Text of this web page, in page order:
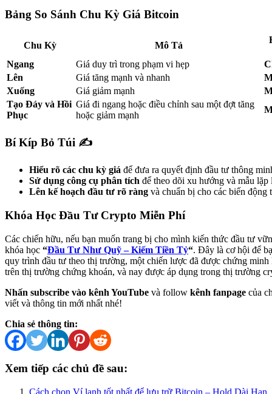
Bảng So Sánh Chu Kỳ Giá Bitcoin
Chu Kỳ Mô Tả
Ngang Giá duy trì trong phạm vi hẹp
Lên
Giá tăng mạnh và nhanh
Xuống
Giá giảm mạnh
Tạo Đáy và Hồi
Phục
Giá đi ngang hoặc điều chỉnh sau một đợt tăng
hoặc giảm mạnh
Bí Kíp Bỏ Túi ✍️
Hiểu rõ các chu kỳ giá để đưa ra quyết định đầu tư thông
Sử dụng công cụ phân tích để theo dõi xu hướng và mẫu lặp
Lên kế hoạch đầu tư rõ ràng và chuẩn bị cho các biến động
Khóa Học Đầu Tư Crypto Miễn Phí
Các chiến hữu, nếu bạn muốn trang bị cho mình kiến thức đầu tư
khóa học “Đầu Tư Như Quỹ – Kiếm Tiền Tỷ“. Đây là cơ hội để
quy trình đầu tư theo thị trường, một chiến lược đã được chứng minh
trên thị trường chứng khoán, và nay được áp dụng trong thị trường
Nhấn subscribe vào kênh YouTube và follow kênh fanpage của
viết và thông tin mới nhất nhé!
Chia sẻ thông tin:
Xem tiếp các chủ đề sau:
Cách chọn Ví lạnh tốt nhất để lưu trữ Bitcoin – Hold Dài Hạn